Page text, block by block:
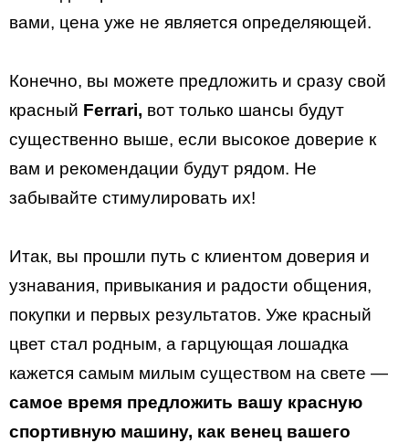
вами, цена уже не является определяющей.
Конечно, вы можете предложить и сразу свой
красный Ferrari, вот только шансы будут
существенно выше, если высокое доверие к
вам и рекомендации будут рядом. Не
забывайте стимулировать их!
Итак, вы прошли путь с клиентом доверия и
узнавания, привыкания и радости общения,
покупки и первых результатов. Уже красный
цвет стал родным, а гарцующая лошадка
кажется самым милым существом на свете —
самое время предложить вашу красную
спортивную машину, как венец вашего